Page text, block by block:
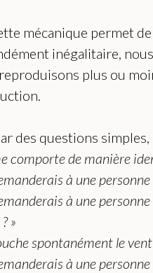
mécanique permet
inégalitaire,
plus ou
des questions
comporte de manière
à une
à une
»
spontanément le
à une